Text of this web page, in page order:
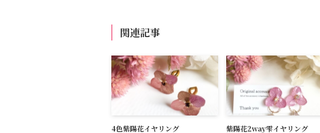
関連記事
4色紫陽花イヤリング 紫陽花2way雫イヤリング